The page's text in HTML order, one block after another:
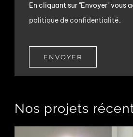
En cliquant sur "Envoyer" vous
politique de confidentialité.
ENVOYER
Nos projets